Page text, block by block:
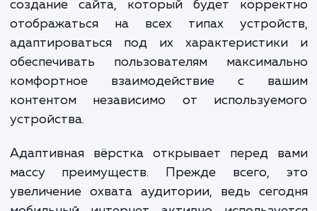
мобильного устройства, вероятнее
вернутся на него снова.
создание сайта, который будет
адаптироваться под их
обеспечивать пользователям
комфортное взаимодействие с